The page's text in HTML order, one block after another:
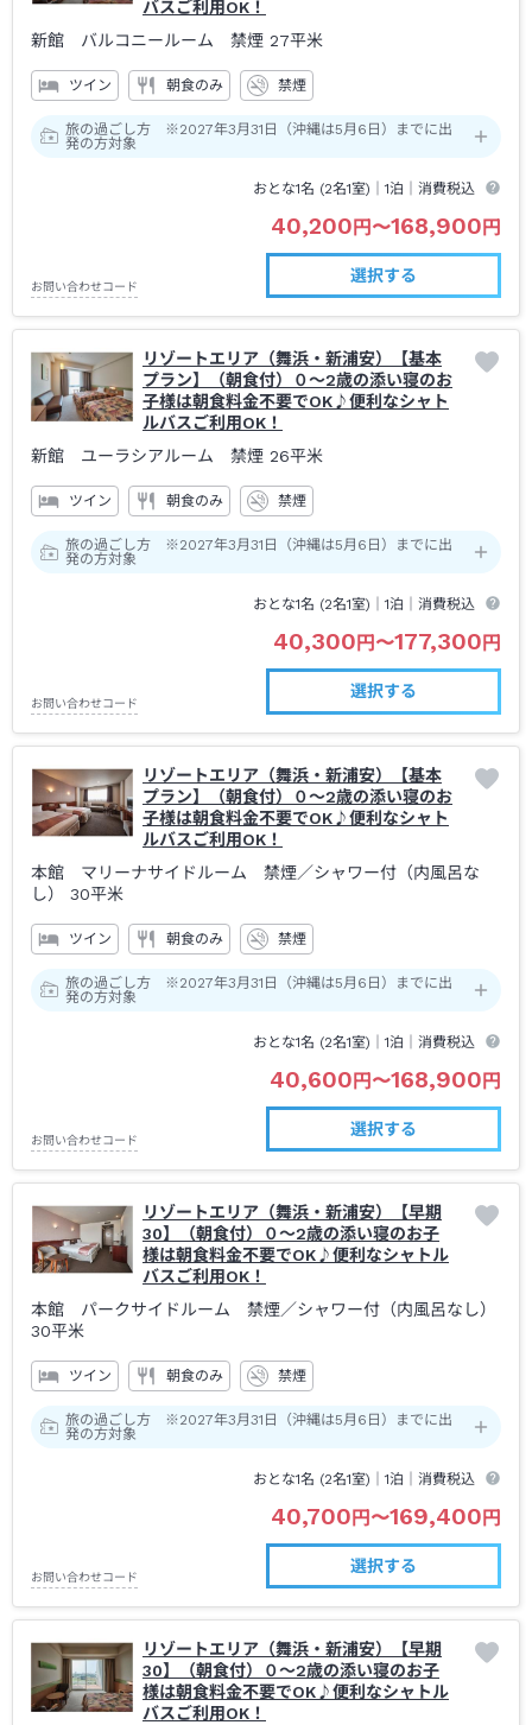
バスご利用OK！
新館 バルコニールーム 禁煙 27平米
ツイン 朝食のみ 禁煙
旅の過ごし方 ※2027年3月31日（沖縄は5月6日）までに出
発の方対象
おとな1名 (2名1室)｜1泊 ｜消費税込
40,200円〜168,900円
お問い合わせコード
選択する
リゾートエリア（舞浜・新浦安）【基本
プラン】（朝食付）０～2歳の添い寝のお
子様は朝食料金不要でOK♪便利なシャト
ルバスご利用OK！
新館 ユーラシアルーム 禁煙 26平米
ツイン 朝食のみ 禁煙
旅の過ごし方 ※2027年3月31日（沖縄は5月6日）までに出
発の方対象
おとな1名 (2名1室)｜1泊 ｜消費税込
40,300 円 〜177,300 円
お問い合わせコード
選択する
リゾートエリア（舞浜・新浦安）【基本
プラン】（朝食付）０～2歳の添い寝のお
子様は朝食料金不要でOK♪便利なシャト
ルバスご利用OK！
本館 マリーナサイドルーム 禁煙／シャワー付（内風呂な
し） 30平米
ツイン 朝食のみ 禁煙
旅の過ごし方 ※2027年3月31日（沖縄は5月6日）までに出
発の方対象
おとな1名 (2名1室)｜1泊 ｜消費税込
40,600円〜168,900円
お問い合わせコード
選択する
リゾートエリア（舞浜・新浦安）【早期
30】（朝食付）０～2歳の添い寝のお子
様は朝食料金不要でOK♪便利なシャトル
バスご利用OK！
本館 パークサイドルーム 禁煙／シャワー付（内風呂なし）
30平米
ツイン 朝食のみ 禁煙
旅の過ごし方 ※2027年3月31日（沖縄は5月6日）までに出
発の方対象
おとな1名 (2名1室)｜1泊 ｜消費税込
40,700円〜169,400円
お問い合わせコード
選択する
リゾートエリア（舞浜・新浦安）【早期
30】（朝食付）０～2歳の添い寝のお子
様は朝食料金不要でOK♪便利なシャトル
バスご利用OK！